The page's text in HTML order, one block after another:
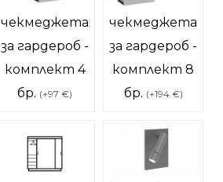
чекмеджета
за гардероб -
комплект 4
бр. (+97 €)
чекмеджета
за гардероб -
комплект 8
бр. (+194 €)